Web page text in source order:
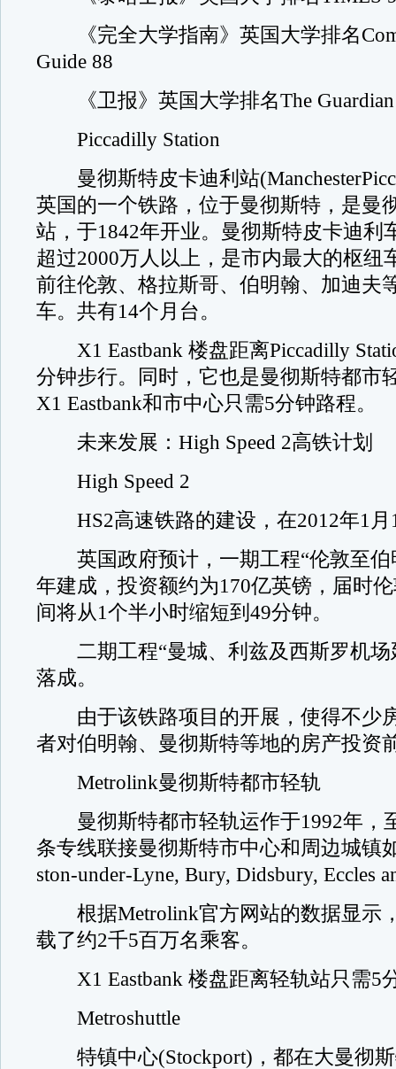
《完全大学指南》英国大学排名
Guide 88
《卫报》英国大学排名The Guardian
Piccadilly Station
曼彻斯特皮卡迪利站
英国的一个铁路，位于曼彻斯特，是曼
站，于1842年开业。曼彻斯特皮卡迪利
超过2000万人以上，是市内最大的枢纽
前往伦敦、格拉斯哥、伯明翰、加迪夫
车。共有14个月台。
X1 Eastbank 楼盘距离Piccadilly
分钟步行。同时，它也是曼彻斯特都市
X1 Eastbank和市中心只需5分钟路程。
未来发展：High Speed 2高铁计划
High Speed 2
HS2高速铁路的建设，在2012年1月
英国政府预计，一期工程“伦敦至伯
年建成，投资额约为170亿英镑，届时
间将从1个半小时缩短到49分钟。
二期工程“曼城、利兹及西斯罗机场
落成。
由于该铁路项目的开展，使得不少
者对伯明翰、曼彻斯特等地的房产投资
Metrolink曼彻斯特都市轻轨
曼彻斯特都市轻轨运作于1992年，
条专线联接曼彻斯特市中心和周边城镇
ston-under-Lyne, Bury, Didsbury, Eccles
根据Metrolink官方网站的数据显示
载了约2千5百万名乘客。
X1 Eastbank 楼盘距离轻轨站只需5
Metroshuttle
特镇中心(Stockport)，都在大曼彻